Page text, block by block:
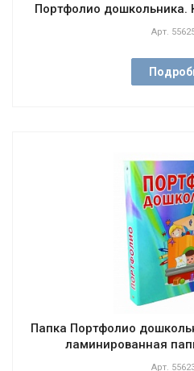
Портфолио дошкольника.
Арт.
Папка Портфолио
ламинированная
Арт.